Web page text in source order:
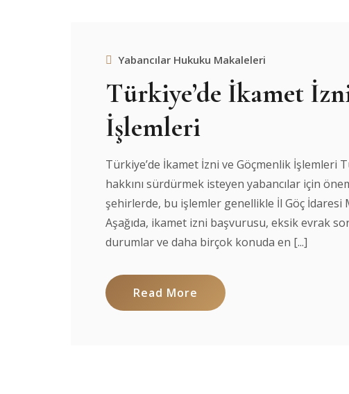
Yabancılar Hukuku Makaleleri
Türkiye’de İkamet
İşlemleri
Türkiye’de İkamet İzni ve Göçmenlik İşlemleri
hakkını sürdürmek isteyen yabancılar için
şehirlerde, bu işlemler genellikle İl Göç
Aşağıda, ikamet izni başvurusu, eksik evrak
durumlar ve daha birçok konuda en [...]
Read More